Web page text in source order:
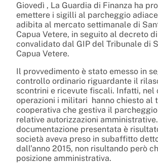
Giovedì , La Guardia di Finanza ha
emettere i sigilli al parcheggio
adibita al mercato settimanale di
Capua Vetere, in seguito al decreto
convalidato dal GIP del Tribunale di
Capua Vetere.
Il provvedimento è stato emesso in
controllo ordinario riguardante il
scontrini e ricevute fiscali. Infatti, nel
operazioni i militari hanno chiesto al
cooperativa che gestiva il
relative autorizzazioni
documentazione presentata è
società aveva preso in subaffitto
dall’anno 2015, non risultando però
posizione amministrativa.